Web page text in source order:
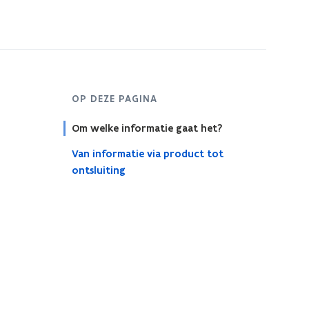
OP DEZE PAGINA
Om welke informatie gaat het?
Van informatie via product tot
ontsluiting